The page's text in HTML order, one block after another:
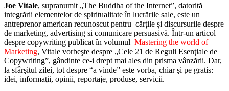
Joe Vitale, supranumit „The Buddha of the Internet”, datorită
integrării elementelor de spiritualitate în lucrările sale, este un
antreprenor american recunoscut pentru cărțile și discursurile despre
de marketing, advertising si comunicare persuasivă. Într-un articol
despre copywriting publicat în volumul Mastering the world of
Marketing, Vitale vorbeşte despre „Cele 21 de Reguli Esenţiale de
Copywriting”, gândinte ce-i drept mai ales din prisma vânzării. Dar,
la sfârşitul zilei, tot despre “a vinde” este vorba, chiar şi pe gratis:
idei, informaţii, opinii, reportaje, produse, servicii.